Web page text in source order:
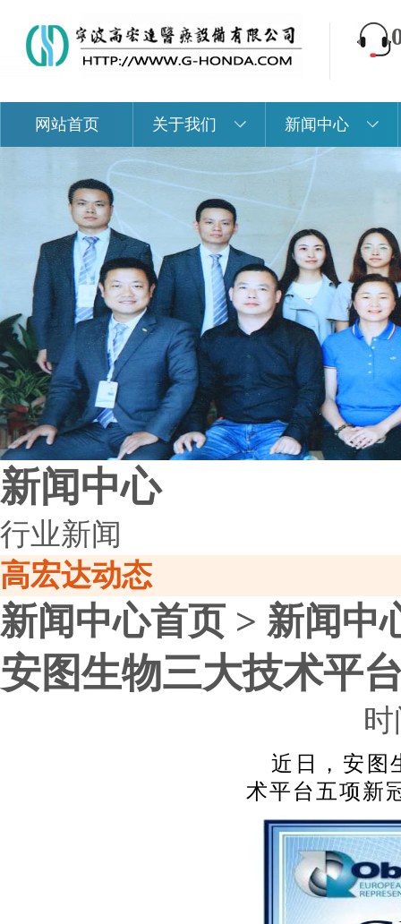
网站首页 关于我们 新闻中心
新闻中心
行业新闻
高宏达动态
新闻中心首页 > 新闻中
安图生物三大技术平
时
近日，安图
术平台五项新